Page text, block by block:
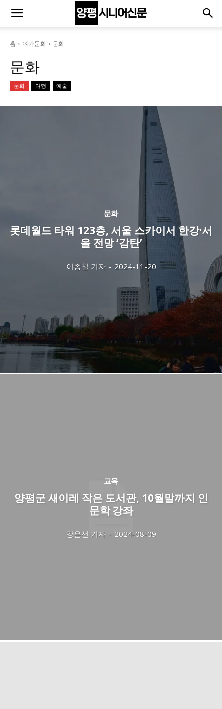
홈 여가문화 문화
문화
문화 여행 예술
문화
롯데월드 타워 123층, 서울 스카이서 한강·서
울 전망 ‘감탄’
이종철 기자 - 2024-11-20
교육
양평군 새이레 작은 도서관, 10월말까지 인
문학 강좌
강은선 기자 - 2024-08-09